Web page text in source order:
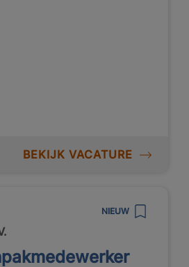
BEKIJK VACATURE
NIEUW